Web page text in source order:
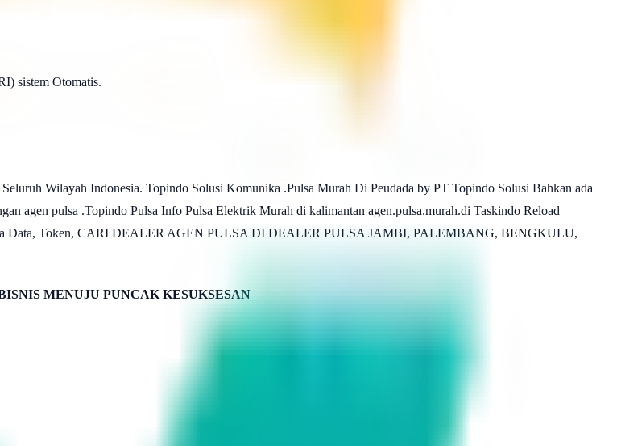
sistem Otomatis.
Wilayah Indonesia. Topindo Solusi Komunika .Pulsa Murah Di Peudada by PT Topindo Solusi Bahkan ada
agen pulsa .Topindo Pulsa Info Pulsa Elektrik Murah di kalimantan agen.pulsa.murah.di Taskindo Reload
Data, Token, CARI DEALER AGEN PULSA DI DEALER PULSA JAMBI, PALEMBANG, BENGKULU,
MENUJU PUNCAK KESUKSESAN